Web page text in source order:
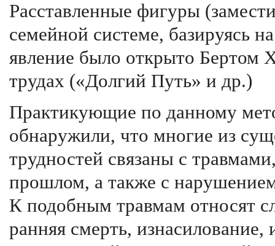
Расставленные фигуры
семейной системе, базируясь
явление было открыто Бертом
трудах («Долгий Путь» и др.)
Практикующие по данному
обнаружили, что многие из
трудностей связаны с
прошлом, а также с
К подобным травмам относят
ранняя смерть,